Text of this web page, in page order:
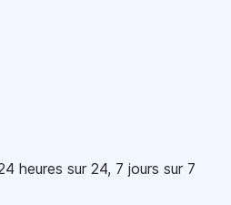
heures sur 24, 7 jours sur 7